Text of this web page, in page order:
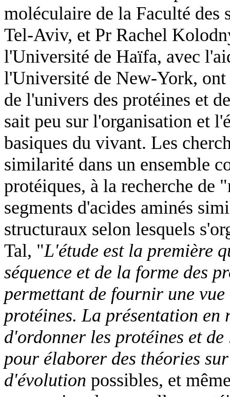
moléculaire de la Faculté des
Tel-Aviv, et Pr Rachel
l'Université de Haïfa, avec
l'Université de New-York, ont
de l'univers des protéines et
sait peu sur l'organisation et
basiques du vivant. Les
similarité dans un ensemble
protéiques, à la recherche de
segments d'acides aminés
structuraux selon lesquels
Tal, "L'étude est la première
séquence et de la forme des
permettant de fournir une
protéines. La présentation en
d'ordonner les protéines et
pour élaborer des théories
d'évolution possibles, et